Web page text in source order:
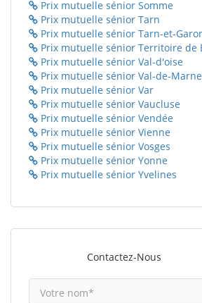
Prix mutuelle sénior Somme
Prix mutuelle sénior Tarn
Prix mutuelle sénior Tarn-et-
Prix mutuelle sénior Territoire de
Prix mutuelle sénior Val-d'oise
Prix mutuelle sénior Val-de-Marne
Prix mutuelle sénior Var
Prix mutuelle sénior Vaucluse
Prix mutuelle sénior Vendée
Prix mutuelle sénior Vienne
Prix mutuelle sénior Vosges
Prix mutuelle sénior Yonne
Prix mutuelle sénior Yvelines
Contactez-Nous